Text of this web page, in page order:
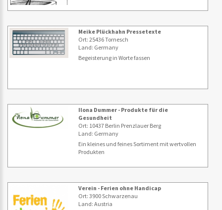
Meike Plückhahn Pressetexte
Ort: 25436 Tornesch
Land: Germany
Begeisterung in Worte fassen
Ilona Dummer - Produkte für die
Gesundheit
Ort: 10437 Berlin Prenzlauer Berg
Land: Germany
Ein kleines und feines Sortiment mit wertvollen
Produkten
Verein - Ferien ohne Handicap
Ort: 3900 Schwarzenau
Land: Austria